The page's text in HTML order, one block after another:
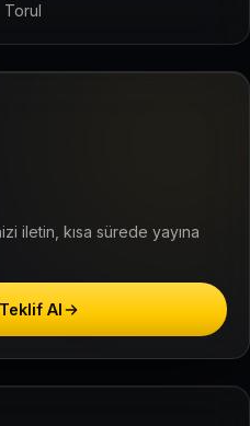
Torul
iletin, kısa sürede yayına
Al